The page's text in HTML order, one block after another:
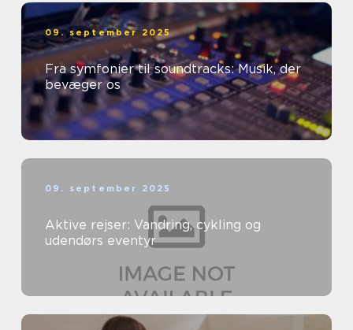
09. september 2025
Fra symfonier til soundtracks: Musik, der
bevæger os
09. september 2025
Aktive rejser: Vandring, cykling og
udendørs eventyr